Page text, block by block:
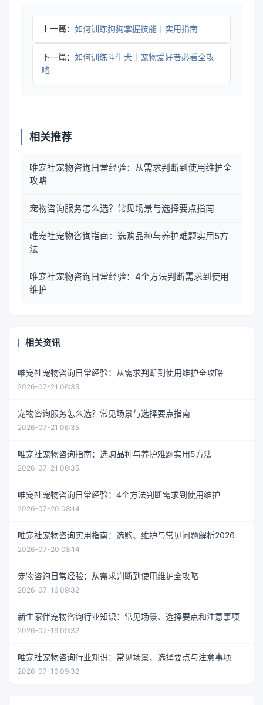
上一篇： 如何训练狗狗掌握技能｜实用指南
下一篇： 如何训练斗牛犬｜宠物爱好者必看全攻
略
相关推荐
唯宠社宠物咨询日常经验：从需求判断到使用维护全
攻略
宠物咨询服务怎么选？常见场景与选择要点指南
唯宠社宠物咨询指南：选购品种与养护难题实用5方
法
唯宠社宠物咨询日常经验：4个方法判断需求到使用
维护
相关资讯
唯宠社宠物咨询日常经验：从需求判断到使用维护全攻略
2026-07-21 06:35
宠物咨询服务怎么选？常见场景与选择要点指南
2026-07-21 06:35
唯宠社宠物咨询指南：选购品种与养护难题实用5方法
2026-07-21 06:35
唯宠社宠物咨询日常经验：4个方法判断需求到使用维护
2026-07-20 08:14
唯宠社宠物咨询实用指南：选购、维护与常见问题解析2026
2026-07-20 08:14
宠物咨询日常经验：从需求判断到使用维护全攻略
2026-07-16 09:32
新生家伴宠物咨询行业知识：常见场景、选择要点和注意事项
2026-07-16 09:32
唯宠社宠物咨询行业知识：常见场景、选择要点与注意事项
2026-07-16 09:32